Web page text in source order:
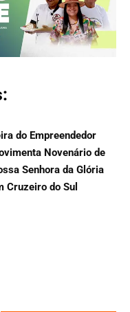
do Empreendedor
Novenário de
Senhora da Glória
Cruzeiro do Sul